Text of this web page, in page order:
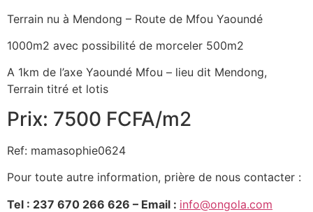
Terrain nu à Mendong – Route de Mfou Yaoundé
1000m2 avec possibilité de morceler 500m2
A 1km de l’axe Yaoundé Mfou – lieu dit Mendong,
Terrain titré et lotis
Prix: 7500 FCFA/m2
Ref: mamasophie0624
Pour toute autre information, prière de nous contacter :
Tel : 237 670 266 626 – Email : info@ongola.com